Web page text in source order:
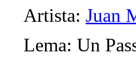
Artista: Juan
Lema: Un